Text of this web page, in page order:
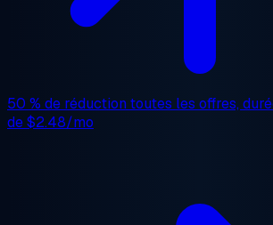
50 % de réduction toutes les offres,
de$2.48/mo